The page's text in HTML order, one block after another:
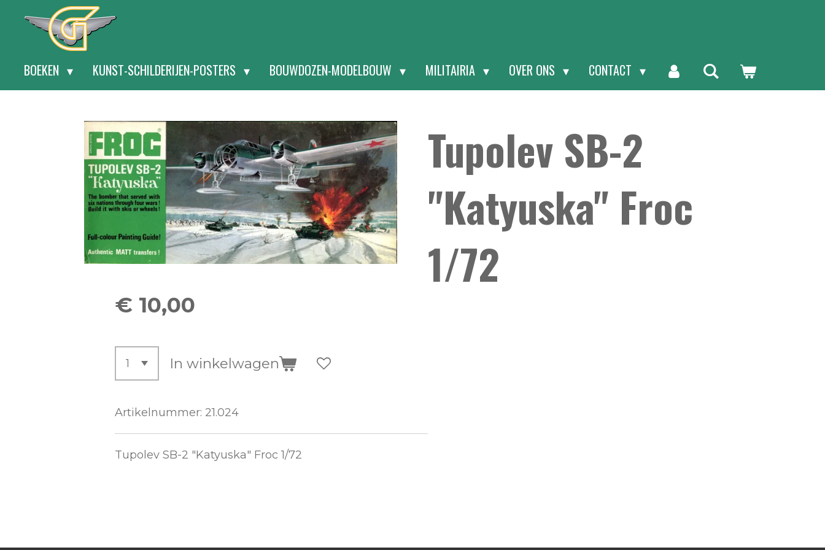
hoofdinhoud
BOEKEN KUNST-SCHILDERIJEN-POSTERS BOUWDOZEN-MODELBOUW MILITAIRIA OVER ONS CONTACT
Tupolev SB-2
"Katyuska" Froc
1/72
€ 10,00
In winkelwagen
Artikelnummer: 21.024
Tupolev SB-2 "Katyuska" Froc 1/72